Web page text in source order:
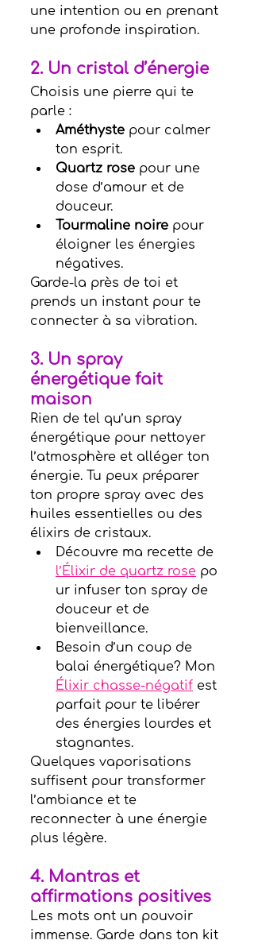
une intention ou en prenant
une profonde inspiration.
2. Un cristal d’énergie
Choisis une pierre qui te
parle :
Améthyste pour calmer
ton esprit.
Quartz rose pour une
dose d’amour et de
douceur.
Tourmaline noire pour
éloigner les énergies
négatives.
Garde-la près de toi et
prends un instant pour te
connecter à sa vibration.
3. Un spray
énergétique fait
maison
Rien de tel qu’un spray
énergétique pour nettoyer
l’atmosphère et alléger ton
énergie. Tu peux préparer
ton propre spray avec des
huiles essentielles ou des
élixirs de cristaux.
Découvre ma recette de
l’Élixir de quartz rose po
ur infuser ton spray de
douceur et de
bienveillance.
Besoin d’un coup de
balai énergétique? Mon
Élixir chasse-négatif est
parfait pour te libérer
des énergies lourdes et
stagnantes.
Quelques vaporisations
suffisent pour transformer
l’ambiance et te
reconnecter à une énergie
plus légère.
4. Mantras et
affirmations positives
Les mots ont un pouvoir
immense. Garde dans ton kit